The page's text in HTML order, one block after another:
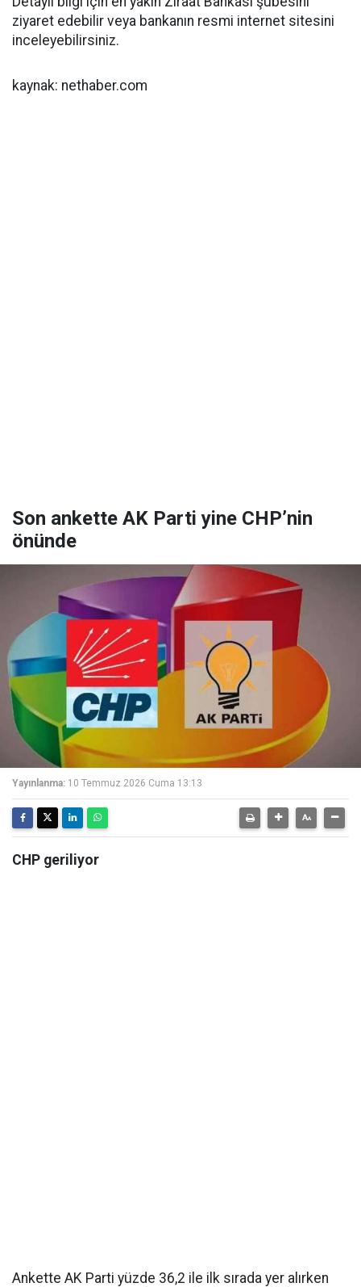
ziyaret edebilir veya bankanın resmi internet sitesini
inceleyebilirsiniz.
kaynak: nethaber.com
Son ankette AK Parti yine CHP’nin
önünde
Yayınlanma: 10 Temmuz 2026 Cuma 13:13
CHP geriliyor
Ankette AK Parti yüzde 36,2 ile ilk sırada yer alırken